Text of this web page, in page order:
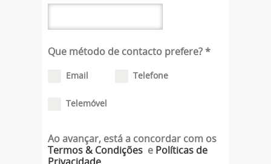
Que método de contacto prefere? *
Email Telefone
Telemóvel
Ao avançar, está a concordar com os
Termos & Condições e Políticas de